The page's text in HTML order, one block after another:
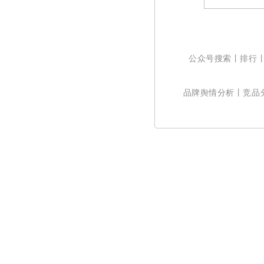
公众号搜索丨排行
品牌舆情分析 丨竞品